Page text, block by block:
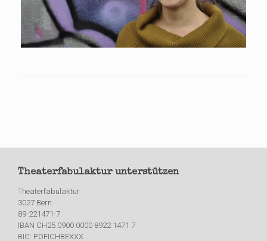
Theaterfabulaktur unterstützen
Theaterfabulaktur
3027 Bern
89-221471-7
IBAN CH25 0900 0000 8922 1471 7
BIC: POFICHBEXXX